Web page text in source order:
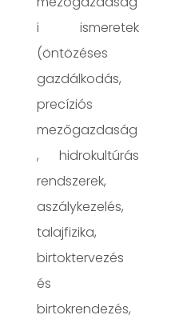
i ismeretek
(öntözéses
gazdálkodás,
precíziós
mezőgazdaság
, hidrokultúrás
rendszerek,
aszálykezelés,
talajfizika,
birtoktervezés
és
birtokrendezés,